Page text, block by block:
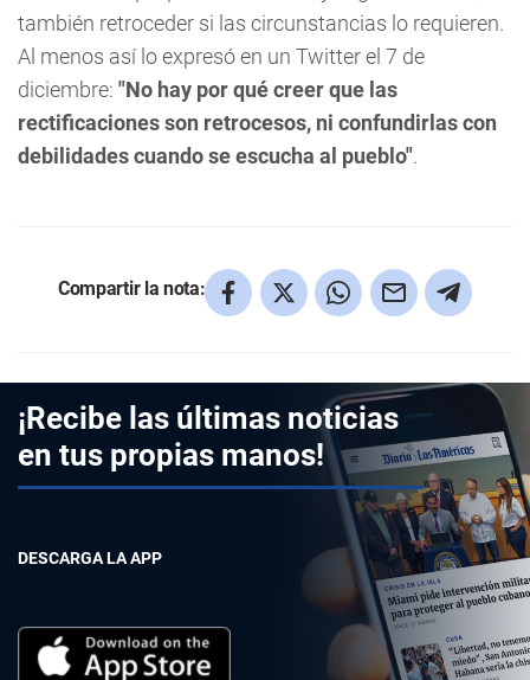
también retroceder si las circunstancias lo requieren.
Al menos así lo expresó en un Twitter el 7 de
diciembre: "No hay por qué creer que las
rectificaciones son retrocesos, ni confundirlas con
debilidades cuando se escucha al pueblo".
Compartir la nota:
¡Recibe las últimas noticias
en tus propias manos!
DESCARGA LA APP